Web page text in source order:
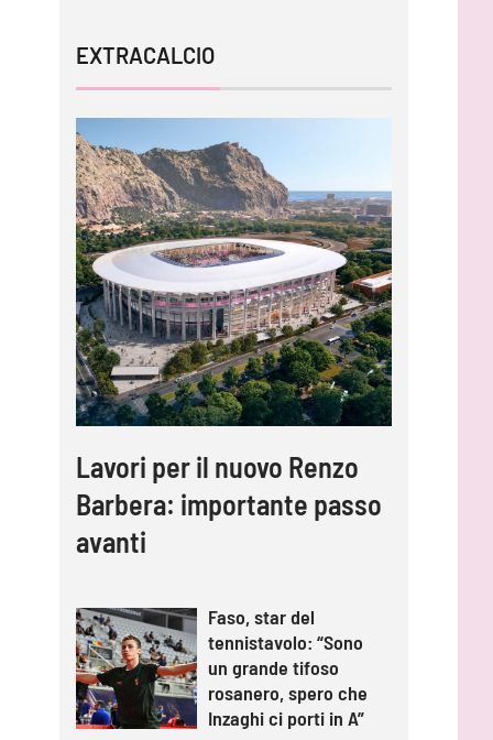
EXTRACALCIO
Lavori per il nuovo Renzo
Barbera: importante passo
avanti
Faso, star del
tennistavolo: “Sono
un grande tifoso
rosanero, spero che
Inzaghi ci porti in A”